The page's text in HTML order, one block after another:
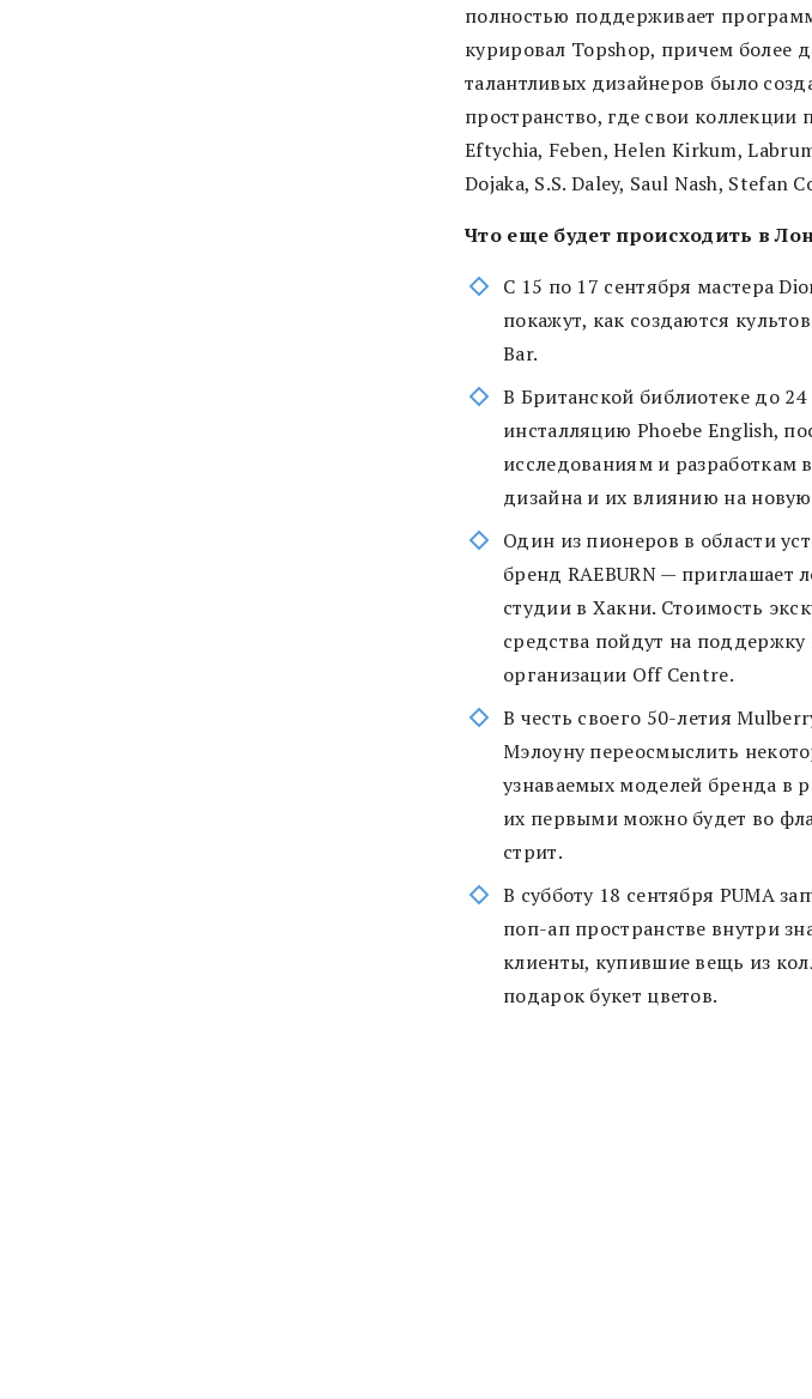
полностью поддерживает
курировал Topshop, причем более
талантливых дизайнеров было
пространство, где свои коллекции
Eftychia, Feben, Helen Kirkum,
Dojaka, S.S. Daley, Saul Nash, Stefan
Что еще будет происходить в
С 15 по 17 сентября мастера
покажут, как создаются
Bar.
В Британской библиотеке до
инсталляцию Phoebe English,
исследованиям и разработкам
дизайна и их влиянию на
Один из пионеров в области
бренд RAEBURN — приглашает
студии в Хакни. Стоимость
средства пойдут на
организации Off Centre.
В честь своего 50-летия
Мэлоуну переосмыслить
узнаваемых моделей бренда в
их первыми можно будет во
стрит.
В субботу 18 сентября PUMA
поп-ап пространстве внутри
клиенты, купившие вещь из
подарок букет цветов.